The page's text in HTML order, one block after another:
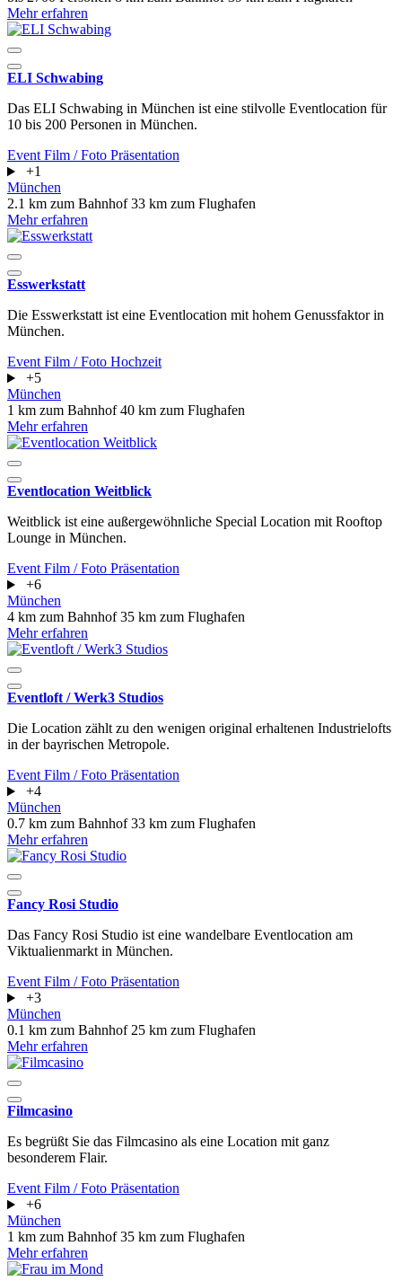
Mehr erfahren
ELI Schwabing
Das ELI Schwabing in München ist eine stilvolle Eventlocation für
10 bis 200 Personen in München.
Event Film / Foto Präsentation
+1
München
2.1 km zum Bahnhof33 km zum Flughafen
Mehr erfahren
Esswerkstatt
Die Esswerkstatt ist eine Eventlocation mit hohem Genussfaktor in
München.
Event Film / Foto Hochzeit
+5
München
1 km zum Bahnhof40 km zum Flughafen
Mehr erfahren
Eventlocation Weitblick
Weitblick ist eine außergewöhnliche Special Location mit Rooftop
Lounge in München.
Event Film / Foto Präsentation
+6
München
4 km zum Bahnhof35 km zum Flughafen
Mehr erfahren
Eventloft / Werk3 Studios
Die Location zählt zu den wenigen original erhaltenen Industrielofts
in der bayrischen Metropole.
Event Film / Foto Präsentation
+4
München
0.7 km zum Bahnhof33 km zum Flughafen
Mehr erfahren
Fancy Rosi Studio
Das Fancy Rosi Studio ist eine wandelbare Eventlocation am
Viktualienmarkt in München.
Event Film / Foto Präsentation
+3
München
0.1 km zum Bahnhof 25 km zum Flughafen
Mehr erfahren
Filmcasino
Es begrüßt Sie das Filmcasino als eine Location mit ganz
besonderem Flair.
Event Film / Foto Präsentation
+6
München
1 km zum Bahnhof35 km zum Flughafen
Mehr erfahren